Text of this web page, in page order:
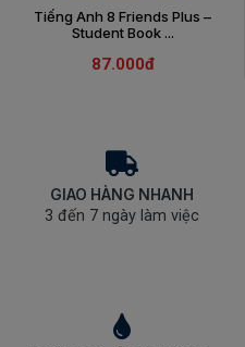
Tiếng Anh 8 Friends Plus –
Student Book ...
87.000đ
GIAO HÀNG NHANH
3 đến 7 ngày làm việc